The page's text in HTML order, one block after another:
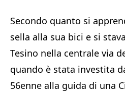
Secondo quanto si
sella alla sua bici e si
Tesino nella centrale via
quando è stata investita
56enne alla guida di una